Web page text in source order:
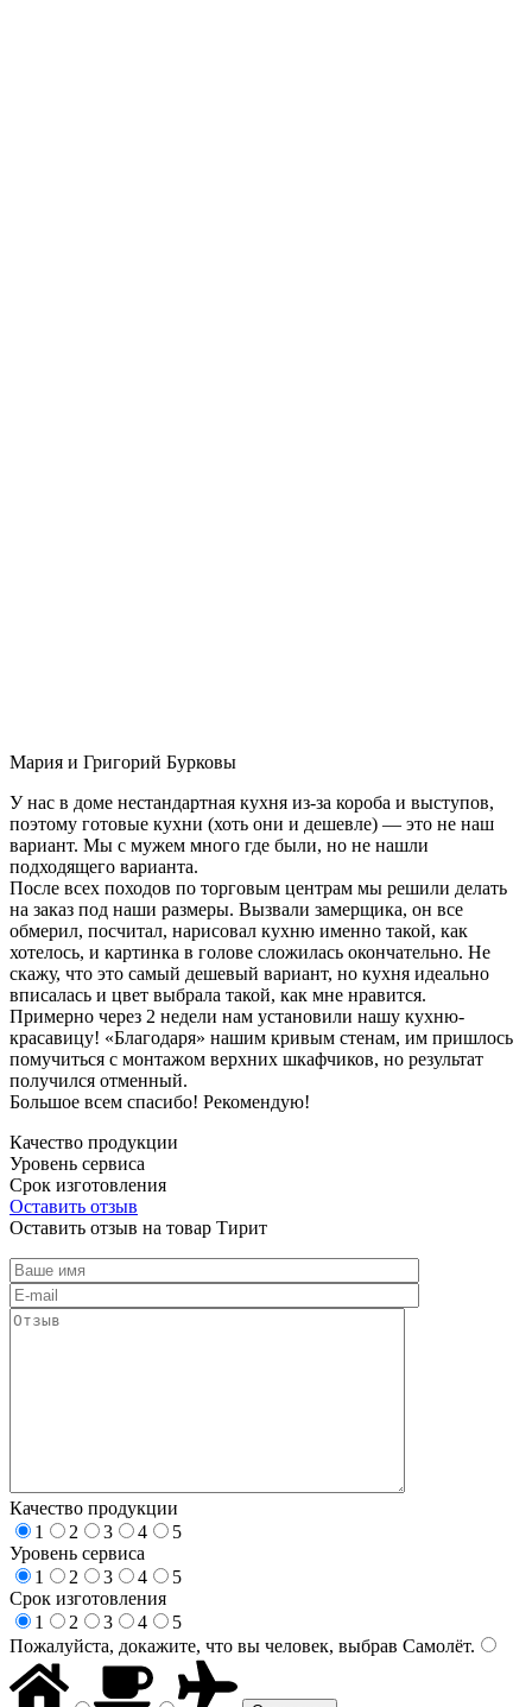
Мария и Григорий Бурковы
У нас в доме нестандартная кухня из-за короба и выступов,
поэтому готовые кухни (хоть они и дешевле) — это не наш
вариант. Мы с мужем много где были, но не нашли
подходящего варианта.
После всех походов по торговым центрам мы решили делать
на заказ под наши размеры. Вызвали замерщика, он все
обмерил, посчитал, нарисовал кухню именно такой, как
хотелось, и картинка в голове сложилась окончательно. Не
скажу, что это самый дешевый вариант, но кухня идеально
вписалась и цвет выбрала такой, как мне нравится.
Примерно через 2 недели нам установили нашу кухню-
красавицу! «Благодаря» нашим кривым стенам, им пришлось
помучиться с монтажом верхних шкафчиков, но результат
получился отменный.
Большое всем спасибо! Рекомендую!
Качество продукции
Уровень сервиса
Срок изготовления
Оставить отзыв
Оставить отзыв на товар Тирит
Качество продукции
1
2 3 4
5
Уровень сервиса
1
2 3 4
5
Срок изготовления
1
2 3 4
5
Пожалуйста, докажите, что вы человек, выбрав Самолёт.